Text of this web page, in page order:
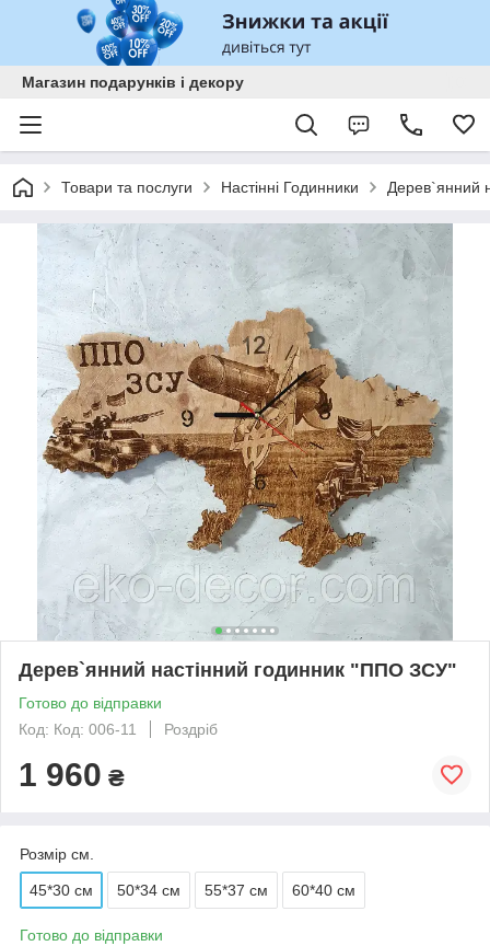
Магазин подарунків і декору
Товари та послуги Настінні Годинники Дерев`янний
Дерев`янний настінний годинник "ППО ЗСУ"
Готово до відправки
Код: Код: 006-11
Роздріб
1 960 ₴
Розмір см.
45*30 см 50*34 см 55*37 см 60*40 см
Готово до відправки